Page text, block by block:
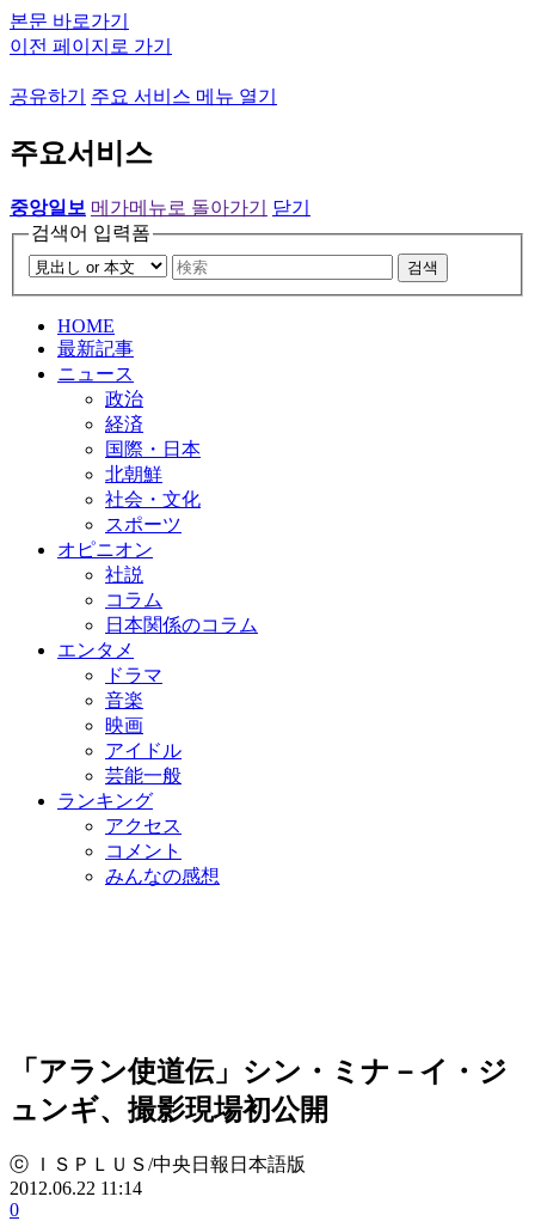
본문 바로가기
이전 페이지로 가기
공유하기 주요 서비스 메뉴 열기
주요서비스
중앙일보 메가메뉴로 돌아가기
닫기
검색어 입력폼
검색
HOME
最新記事
ニュース
政治
経済
国際・日本
北朝鮮
社会・文化
スポーツ
オピニオン
社説
コラム
日本関係のコラム
エンタメ
ドラマ
音楽
映画
アイドル
芸能一般
ランキング
アクセス
コメント
みんなの感想
「アラン使道伝」シン・ミナ－イ・ジ
ュンギ、撮影現場初公開
ⓒ ＩＳＰＬＵＳ/中央日報日本語版
2012.06.22 11:14
0